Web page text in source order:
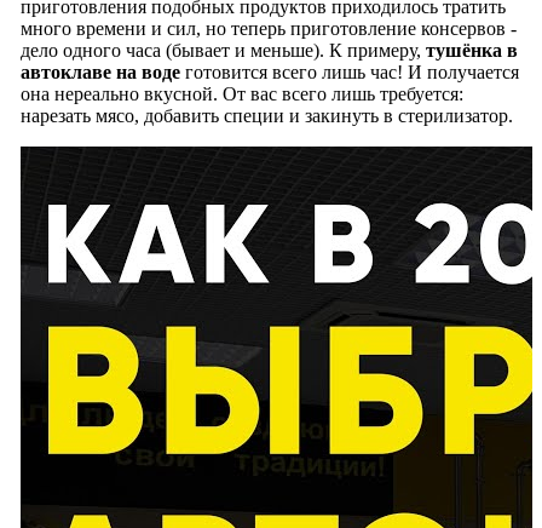
приготовления подобных продуктов приходилось тратить
много времени и сил, но теперь приготовление консервов -
дело одного часа (бывает и меньше). К примеру, тушёнка в
автоклаве на воде готовится всего лишь час! И получается
она нереально вкусной. От вас всего лишь требуется:
нарезать мясо, добавить специи и закинуть в стерилизатор.